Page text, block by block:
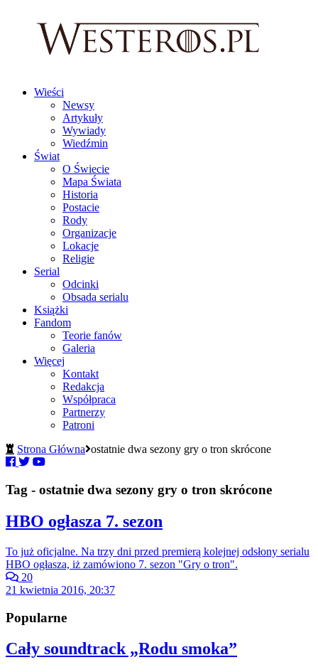
Wieści
Newsy
Artykuły
Wywiady
Wiedźmin
Świat
O Świecie
Mapa Świata
Historia
Postacie
Rody
Organizacje
Lokacje
Religie
Serial
Odcinki
Obsada serialu
Książki
Fandom
Teorie fanów
Galeria
Więcej
Kontakt
Redakcja
Współpraca
Partnerzy
Patroni
Strona Główna ostatnie dwa sezony gry o tron skrócone
Tag - ostatnie dwa sezony gry o tron skrócone
HBO ogłasza 7. sezon
To już oficjalne. Na trzy dni przed premierą kolejnej odsłony serialu
HBO ogłasza, iż zamówiono 7. sezon "Gry o tron".
20
21 kwietnia 2016, 20:37
Popularne
Cały soundtrack „Rodu smoka”